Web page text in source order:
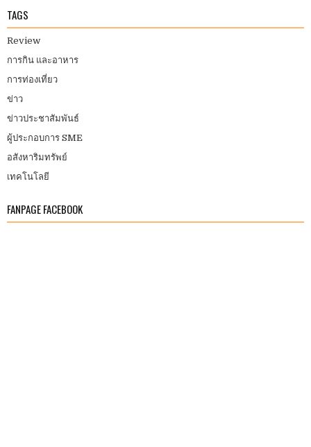
TAGS
Review
การกิน และอาหาร
การท่องเที่ยว
ข่าว
ข่าวประชาสัมพันธ์
ผู้ประกอบการ SME
อสังหาริมทรัพย์
เทคโนโลยี
FANPAGE FACEBOOK